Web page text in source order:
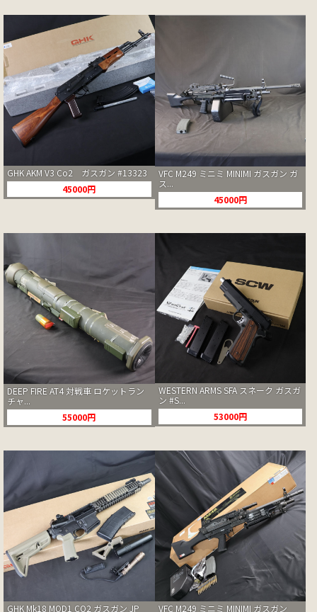
GHK AKM V3 Co2 ガスガン #13323
45000円
VFC M249 ミニミ MINIMI ガスガン ガ
ス...
45000円
DEEP FIRE AT4 対戦車 ロケットラン
チャ...
55000円
WESTERN ARMS SFA スネーク ガスガ
ン #S...
53000円
GHK Mk18 MOD1 CO2 ガスガン JP
VFC M249 ミニミ MINIMI ガスガン